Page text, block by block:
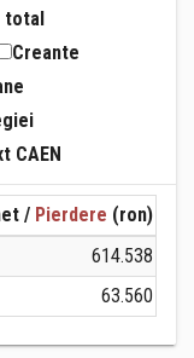
total
Creante
CAEN
/ Pierdere (ron)
614.538
63.560